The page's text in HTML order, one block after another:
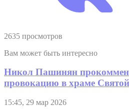
2635 просмотров
Вам может быть интересно
Никол Пашинян
провокацию в храме
15:45, 29 мар 2026